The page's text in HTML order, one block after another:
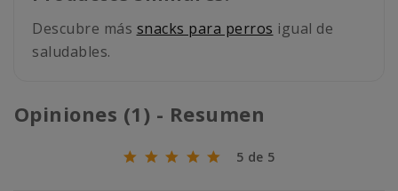
Descubre más snacks para perros igual de
saludables.
Opiniones (1) - Resumen
5 de 5